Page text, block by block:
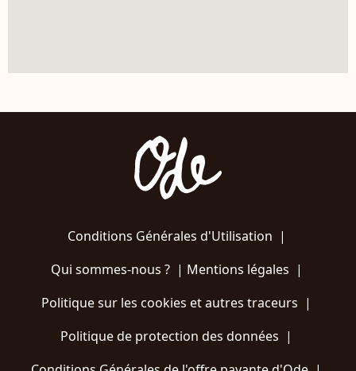
Conditions Générales d'Utilisation |
Qui sommes-nous ?| Mentions légales |
Politique sur les cookies et autres traceurs |
Politique de protection des données |